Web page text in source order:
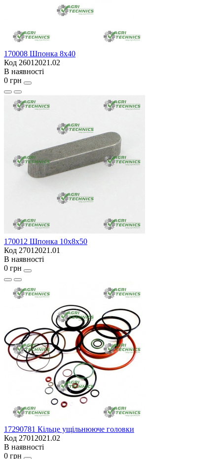
170008 Шпонка 8х40
Код 26012021.02
В наявності
0 грн
170012 Шпонка 10x8x50
Код 27012021.01
В наявності
0 грн
17290781 Кільце ущільнююче головки
Код 27012021.02
В наявності
0 грн